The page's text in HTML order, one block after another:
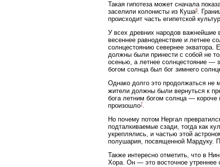
Такая гипотеза может сначала
заселили колонисты из Куша5.
происходит часть египетской
У всех древних народов важнейшие
весеннее равноденствие и летнее
солнцестоянию севернее экватора.
должны были принести с собой не
осенью, а летнее солнцестояние —
богом солнца был бог зимнего
Однако долго это продолжаться не
жители должны были вернуться к
бога летним богом солнца — короче
произошло7.
Но почему потом Нергал
подталкиваемые сзади, тогда как
укреплялись, и частью этой
полушария, посвященной Мардуку.
Также интересно отметить, что в
Хора. Он — это восточное утреннее